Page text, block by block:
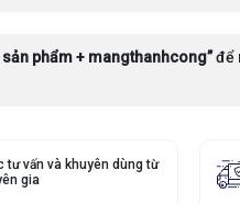
sản phẩm + mangthanhcong”để
tư vấn và khuyên dùng từ
gia